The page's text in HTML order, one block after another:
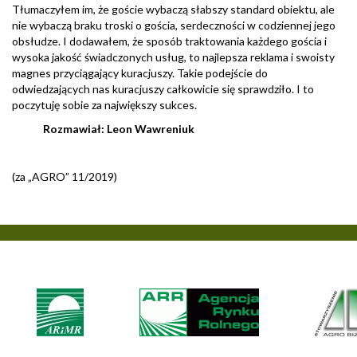
Tłumaczyłem im, że goście wybaczą słabszy standard obiektu, ale
nie wybaczą braku troski o gościa, serdeczności w codziennej jego
obsłudze. I dodawałem, że sposób traktowania każdego gościa i
wysoka jakość świadczonych usług, to najlepsza reklama i swoisty
magnes przyciągający kuracjuszy. Takie podejście do
odwiedzających nas kuracjuszy całkowicie się sprawdziło. I to
poczytuję sobie za największy sukces.
Rozmawiał: Leon Wawreniuk
(za „AGRO” 11/2019)